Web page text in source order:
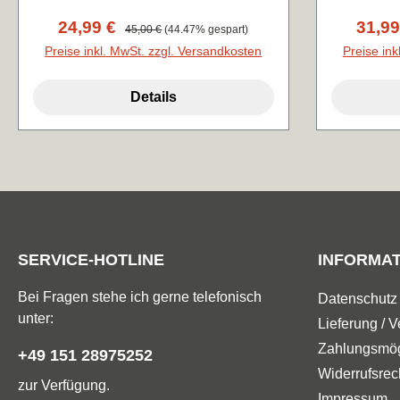
Verkaufspreis:
24,99 € Regulärer Preis:
45,00 € (44.47% gespart)
Preise inkl. MwSt. zzgl. Versandkosten
Details
Preise
SERVICE-HOTLINE
Bei Fragen stehe ich gerne telefonisch
unter:
+49 151 28975252
zur Verfügung.
Datenschutz
Lieferung /